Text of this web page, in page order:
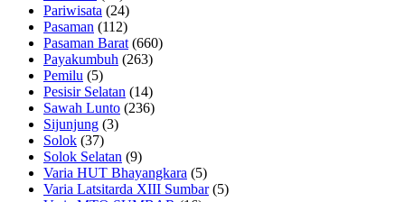
Pariwisata (24)
Pasaman (112)
Pasaman Barat (660)
Payakumbuh (263)
Pemilu (5)
Pesisir Selatan (14)
Sawah Lunto (236)
Sijunjung (3)
Solok (37)
Solok Selatan (9)
Varia HUT Bhayangkara (5)
Varia Latsitarda XIII Sumbar(5)